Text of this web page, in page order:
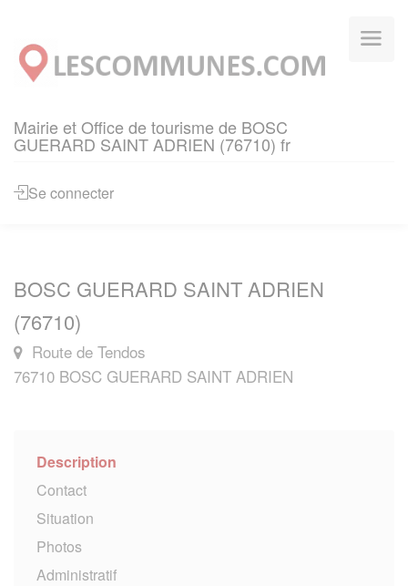
Mairie et Office de tourisme de BOSC
GUERARD SAINT ADRIEN (76710) fr
Se connecter
BOSC GUERARD SAINT ADRIEN
(76710)
Route de Tendos
76710 BOSC GUERARD SAINT ADRIEN
Description
Contact
Situation
Photos
Administratif